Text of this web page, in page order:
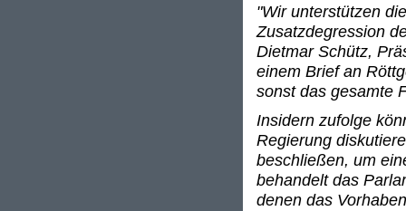
"Wir unterstützen
Zusatzdegression
Dietmar Schütz,
einem Brief an
sonst das gesamte
Insidern zufolge
Regierung
beschließen, um
behandelt das
denen das